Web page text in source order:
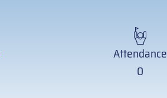
Attendance
0